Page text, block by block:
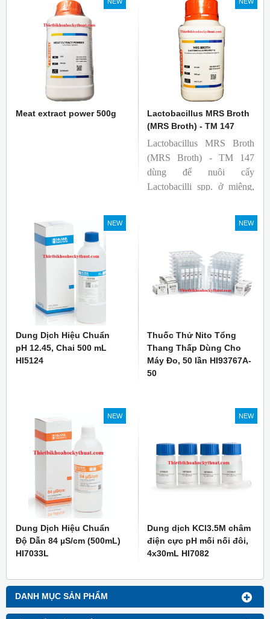
DANH MỤC SẢN PHẨM
Meat extract power 500g
Lactobacillus MRS Broth
(MRS Broth) - TM 147
Lactobacillus MRS Broth
(MRS Broth) - TM 147
dùng để nuôi cấy
Lactobacilli spp. ở miệng,
NEW
Dung Dịch Hiệu Chuẩn
pH 12.45, Chai 500 mL
HI5124
NEW
Thuốc Thử Nito Tổng
Thang Thấp Dùng Cho
Máy Đo, 50 lần HI93767A-
50
NEW
Dung Dịch Hiệu Chuẩn
Độ Dẫn 84 µS/cm (500mL)
HI7033L
NEW
Dung dịch KCl3.5M châm
điện cực pH mối nối đôi,
4x30mL HI7082